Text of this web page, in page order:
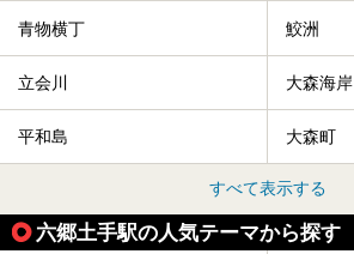
青物横丁 鮫洲
立会川 大森海岸
平和島 大森町
すべて表示する
六郷土手駅の人気テーマから探す